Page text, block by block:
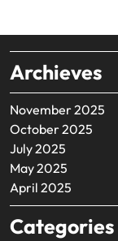
Archieves
November 2025
October 2025
July 2025
May 2025
April 2025
Categories